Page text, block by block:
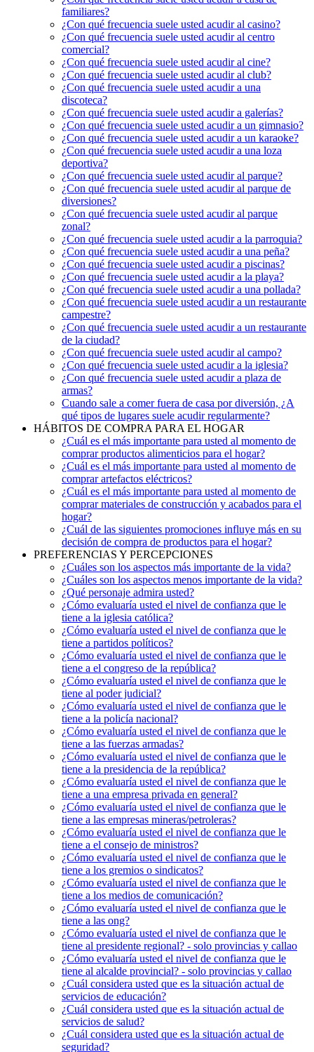
familiares?
¿Con qué frecuencia suele usted acudir al casino?
¿Con qué frecuencia suele usted acudir al centro
comercial?
¿Con qué frecuencia suele usted acudir al cine?
¿Con qué frecuencia suele usted acudir al club?
¿Con qué frecuencia suele usted acudir a una
discoteca?
¿Con qué frecuencia suele usted acudir a galerías?
¿Con qué frecuencia suele usted acudir a un gimnasio?
¿Con qué frecuencia suele usted acudir a un karaoke?
¿Con qué frecuencia suele usted acudir a una loza
deportiva?
¿Con qué frecuencia suele usted acudir al parque?
¿Con qué frecuencia suele usted acudir al parque de
diversiones?
¿Con qué frecuencia suele usted acudir al parque
zonal?
¿Con qué frecuencia suele usted acudir a la parroquia?
¿Con qué frecuencia suele usted acudir a una peña?
¿Con qué frecuencia suele usted acudir a piscinas?
¿Con qué frecuencia suele usted acudir a la playa?
¿Con qué frecuencia suele usted acudir a una pollada?
¿Con qué frecuencia suele usted acudir a un restaurante
campestre?
¿Con qué frecuencia suele usted acudir a un restaurante
de la ciudad?
¿Con qué frecuencia suele usted acudir al campo?
¿Con qué frecuencia suele usted acudir a la iglesia?
¿Con qué frecuencia suele usted acudir a plaza de
armas?
Cuando sale a comer fuera de casa por diversión, ¿A
qué tipos de lugares suele acudir regularmente?
HÁBITOS DE COMPRA PARA EL HOGAR
¿Cuál es el más importante para usted al momento de
comprar productos alimenticios para el hogar?
¿Cuál es el más importante para usted al momento de
comprar artefactos eléctricos?
¿Cuál es el más importante para usted al momento de
comprar materiales de construcción y acabados para el
hogar?
¿Cuál de las siguientes promociones influye más en su
decisión de compra de productos para el hogar?
PREFERENCIAS Y PERCEPCIONES
¿Cuáles son los aspectos más importante de la vida?
¿Cuáles son los aspectos menos importante de la vida?
¿Qué personaje admira usted?
¿Cómo evaluaría usted el nivel de confianza que le
tiene a la iglesia católica?
¿Cómo evaluaría usted el nivel de confianza que le
tiene a partidos políticos?
¿Cómo evaluaría usted el nivel de confianza que le
tiene a el congreso de la república?
¿Cómo evaluaría usted el nivel de confianza que le
tiene al poder judicial?
¿Cómo evaluaría usted el nivel de confianza que le
tiene a la policía nacional?
¿Cómo evaluaría usted el nivel de confianza que le
tiene a las fuerzas armadas?
¿Cómo evaluaría usted el nivel de confianza que le
tiene a la presidencia de la república?
¿Cómo evaluaría usted el nivel de confianza que le
tiene a una empresa privada en general?
¿Cómo evaluaría usted el nivel de confianza que le
tiene a las empresas mineras/petroleras?
¿Cómo evaluaría usted el nivel de confianza que le
tiene a el consejo de ministros?
¿Cómo evaluaría usted el nivel de confianza que le
tiene a los gremios o sindicatos?
¿Cómo evaluaría usted el nivel de confianza que le
tiene a los medios de comunicación?
¿Cómo evaluaría usted el nivel de confianza que le
tiene a las ong?
¿Cómo evaluaría usted el nivel de confianza que le
tiene al presidente regional? - solo provincias y callao
¿Cómo evaluaría usted el nivel de confianza que le
tiene al alcalde provincial? - solo provincias y callao
¿Cuál considera usted que es la situación actual de
servicios de educación?
¿Cuál considera usted que es la situación actual de
servicios de salud?
¿Cuál considera usted que es la situación actual de
seguridad?